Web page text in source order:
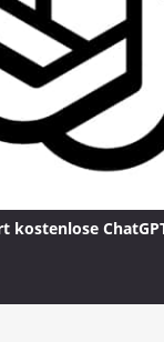
kostenlose